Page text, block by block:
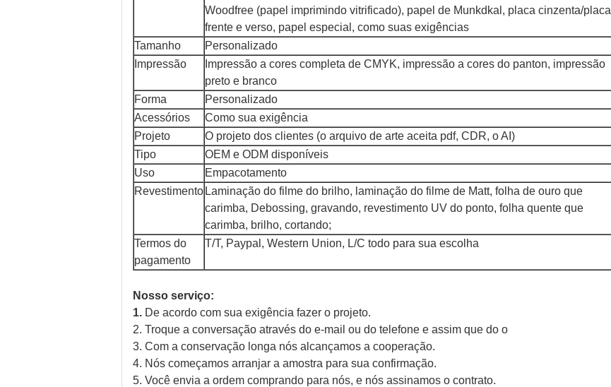
Woodfree (papel imprimindo vitrificado), papel de Munkdkal, placa cinzenta/placa
frente e verso, papel especial, como suas exigências
Tamanho
Personalizado
Impressão
Impressão a cores completa de CMYK, impressão a cores do panton, impressão
preto e branco
Forma
Personalizado
Acessórios
Como sua exigência
Projeto
O projeto dos clientes (o arquivo de arte aceita pdf, CDR, o AI)
Tipo
OEM e ODM disponíveis
Uso
Empacotamento
Revestimento Laminação do filme do brilho, laminação do filme de Matt, folha de ouro que
carimba, Debossing, gravando, revestimento UV do ponto, folha quente que
carimba, brilho, cortando;
Termos do
pagamento
T/T, Paypal, Western Union, L/C todo para sua escolha
Nosso serviço:
1. De acordo com sua exigência fazer o projeto.
2. Troque a conversação através do e-mail ou do telefone e assim que do o
3. Com a conservação longa nós alcançamos a cooperação.
4. Nós começamos arranjar a amostra para sua confirmação.
5. Você envia a ordem comprando para nós, e nós assinamos o contrato.